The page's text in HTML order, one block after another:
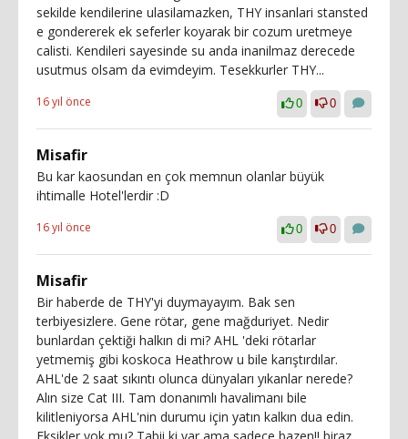
sekilde kendilerine ulasilamazken, THY insanlari stansted
e gondererek ek seferler koyarak bir cozum uretmeye
calisti. Kendileri sayesinde su anda inanilmaz derecede
usutmus olsam da evimdeyim. Tesekkurler THY...
16 yıl önce 0 0
Misafir
Bu kar kaosundan en çok memnun olanlar büyük
ihtimalle Hotel'lerdir :D
16 yıl önce 0 0
Misafir
Bir haberde de THY'yi duymayayım. Bak sen
terbiyesizlere. Gene rötar, gene mağduriyet. Nedir
bunlardan çektiği halkın di mi? AHL 'deki rötarlar
yetmemiş gibi koskoca Heathrow u bile karıştırdılar.
AHL'de 2 saat sıkıntı olunca dünyaları yıkanlar nerede?
Alın size Cat III. Tam donanımlı havalimanı bile
kilitleniyorsa AHL'nin durumu için yatın kalkın dua edin.